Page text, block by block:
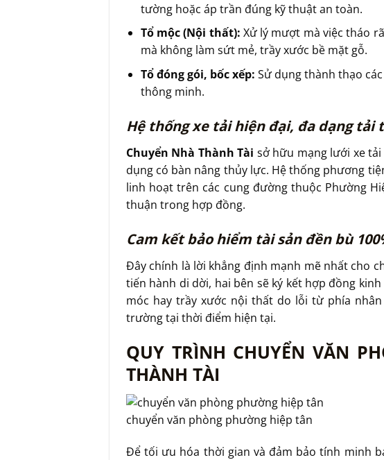
tường hoặc áp trần đúng kỹ thuật an toàn.
Tổ mộc (Nội thất): Xử lý mượt mà việc tháo
mà không làm sứt mẻ, trầy xước bề mặt gỗ.
Tổ đóng gói, bốc xếp: Sử dụng thành thạo
thông minh.
Hệ thống xe tải hiện đại, đa dạng tải
Chuyển Nhà Thành Tài sở hữu mạng lưới xe
dụng có bàn nâng thủy lực. Hệ thống phương
linh hoạt trên các cung đường thuộc Phường
thuận trong hợp đồng.
Cam kết bảo hiểm tài sản đền bù
Đây chính là lời khẳng định mạnh mẽ nhất cho
tiến hành di dời, hai bên sẽ ký kết hợp đồng
móc hay trầy xước nội thất do lỗi từ phía
trường tại thời điểm hiện tại.
QUY TRÌNH CHUYỂN VĂN
THÀNH TÀI
chuyển văn phòng phường hiệp tân
Để tối ưu hóa thời gian và đảm bảo tính minh